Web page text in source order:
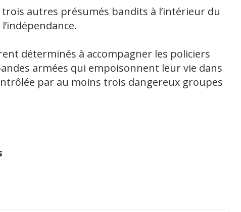
autres présumés bandits à l’intérieur du
déterminés à accompagner les policiers
armées qui empoisonnent leur vie dans
par au moins trois dangereux groupes